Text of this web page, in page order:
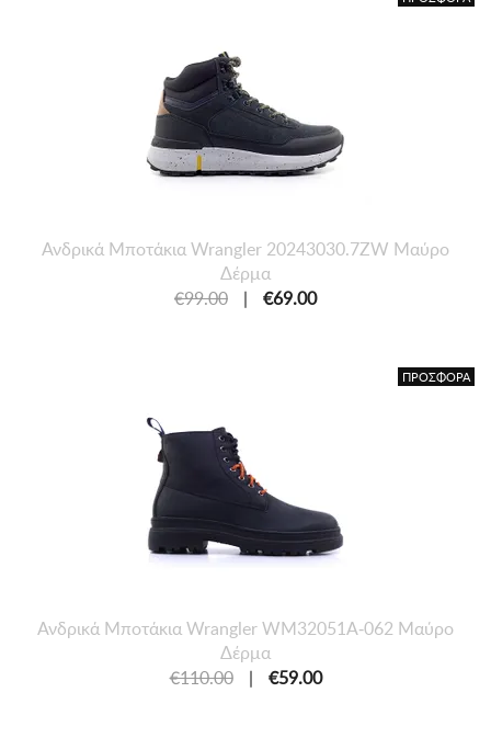
Ανδρικά Μποτάκια Wrangler 20243030.7ZW Μαύρο
Δέρμα
€99.00
| €69.00
ΠΡΟΣΦΟΡΑ
Ανδρικά Μποτάκια Wrangler WM32051A-062 Μαύρο
Δέρμα
€110.00
| €59.00